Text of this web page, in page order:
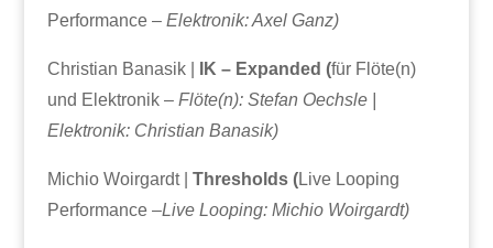
Performance – Elektronik: Axel Ganz)
Christian Banasik | IK – Expanded (für Flöte(n)
und Elektronik – Flöte(n): Stefan Oechsle |
Elektronik: Christian Banasik)
Michio Woirgardt | Thresholds (Live Looping
Performance –Live Looping: Michio Woirgardt)